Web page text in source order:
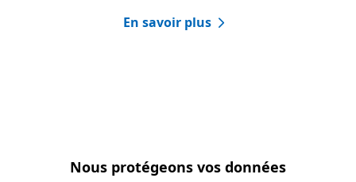
En savoir plus
Nous protégeons vos données